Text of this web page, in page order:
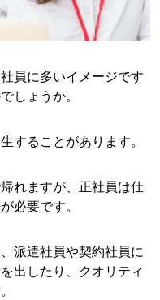
員に多いイメージです
しょうか。
することがあります。
れますが、正社員は仕
必要です。
派遣社員や契約社員に
出したり、クオリティ